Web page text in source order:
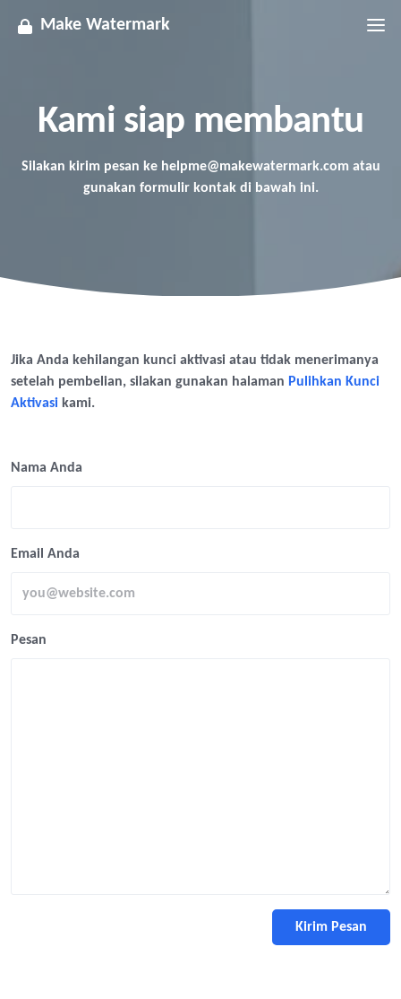
Make Watermark
Kami siap membantu
Silakan kirim pesan ke helpme@makewatermark.com atau
gunakan formulir kontak di bawah ini.
Jika Anda kehilangan kunci aktivasi atau tidak menerimanya
setelah pembelian, silakan gunakan halaman Pulihkan Kunci
Aktivasi kami.
Nama Anda
Email Anda
Pesan
Kirim Pesan